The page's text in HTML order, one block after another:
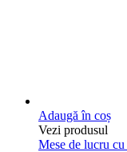
Adaugă în coș
Vezi produsul
Mese de lucru